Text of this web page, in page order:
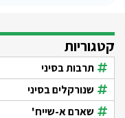
קטגוריות
תרבות בסיני
שנורקלים בסיני
שארם א-שייח'